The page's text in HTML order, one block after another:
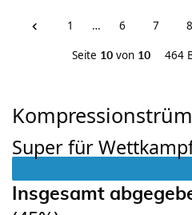
1 … 6 7 8
Seite 10 von 10 464
Super für
Insgesamt